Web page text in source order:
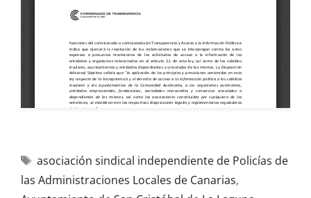
asociación sindical independiente de Policías de
las Administraciones Locales de Canarias,